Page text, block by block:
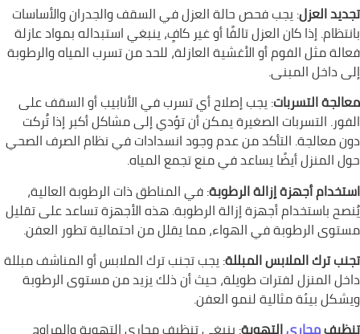
تجديد العزل: يجب فحص حالة العزل في السقف والجدران والأساسات
بانتظام. إذا كان العزل تالفًا أو غير كافٍ، ينبغي استبداله بمواد عازلة
فعالة مثل الفوم أو الأغشية العازلة، للحد من تسرب المياه والرطوبة
إلى داخل المبنى.
معالجة التسربات: يجب إصلاح أي تسرب في الأنابيب أو السقف على
الفور. التسربات الصغيرة يمكن أن تؤدي إلى مشاكل أكبر إذا تُركت
دون معالجة. التأكد من عدم وجود انسدادات في نظام الصرف الصحي
حول المنزل أيضًا يساعد في منع تجمع المياه.
استخدام أجهزة إزالة الرطوبة: في المناطق ذات الرطوبة العالية،
يُنصح باستخدام أجهزة إزالة الرطوبة. هذه الأجهزة تساعد على تقليل
مستوى الرطوبة في الهواء، مما يقلل من احتمالية تطور العفن.
تجنب ترك الملابس المبللة: يجب تجنب ترك الملابس أو المناشف مبللة
داخل المنزل لفترات طويلة، حيث أن ذلك يزيد من مستوى الرطوبة
ويشكل بيئة مثالية لنمو العفن.